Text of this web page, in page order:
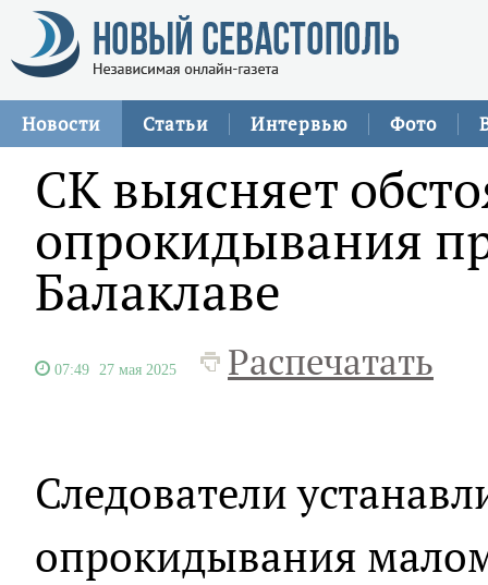
Новости Статьи Интервью Фото
СК выясняет
опрокидывания
Балаклаве
07:49 27 мая 2025 Распечатать
Следователи
опрокидывания